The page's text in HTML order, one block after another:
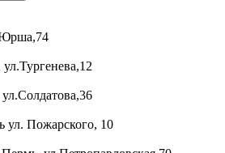
ул. Пожарского, 10